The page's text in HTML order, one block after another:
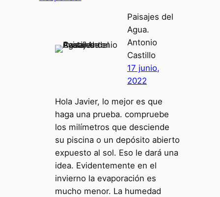
Paisajes del
Agua.
Antonio
Castillo
17 junio,
2022
Hola Javier, lo mejor es que
haga una prueba. compruebe
los milímetros que desciende
su piscina o un depósito abierto
expuesto al sol. Eso le dará una
idea. Evidentemente en el
invierno la evaporación es
mucho menor. La humedad